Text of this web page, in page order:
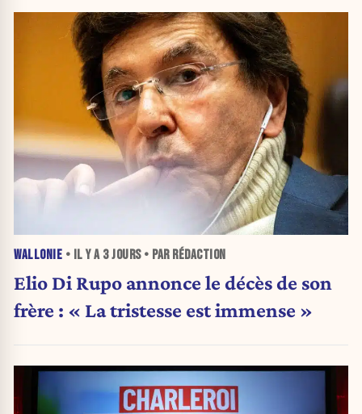
WALLONIE • IL Y A 3 JOURS• PAR RÉDACTION
Elio Di Rupo annonce le décès de son
frère : « La tristesse est immense »